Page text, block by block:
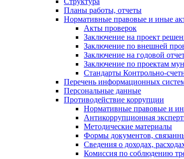
Планы работы, отчеты
Нормативные правовые и иные
Акты проверок
Заключение на проект
Заключение по внешней
Заключение на годовой
Заключение по проектам
Стандарты Контрольно-
Перечень информационных
Персональные данные
Противодействие коррупции
Нормативные правовые и
Антикоррупционная
Методические материалы
Формы документов,
Сведения о доходах,
Комиссия по соблюдению